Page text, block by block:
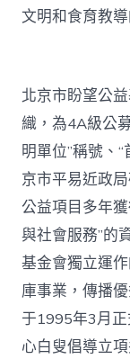
文明和食育教
北京市盼望公
織，為4A級公
明單位”稱號、
京市平易近政
公益項目多年
與社會服務”的
基金會獨立運
庫事業，傳播
于1995年3月
心白叟倡導立